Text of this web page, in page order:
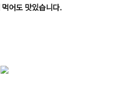
어도 맛있습니다.